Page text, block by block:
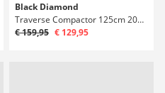
Black Diamond
Traverse Compactor 125cm 2027 Bâtons Télescopiques
€ 159,95 € 129,95